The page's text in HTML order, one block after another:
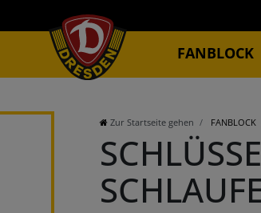
FANBLOCK
Zur Startseite gehen FANBLOCK